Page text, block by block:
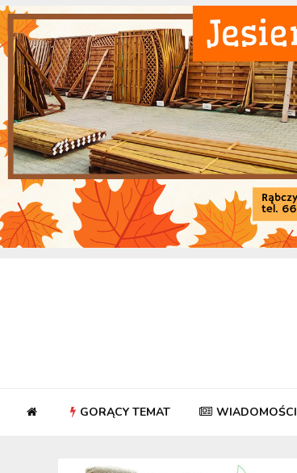
GORĄCY TEMAT WIADOMOŚCI